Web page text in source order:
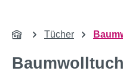
Tücher